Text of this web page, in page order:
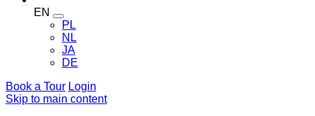
EN
Toggle
language
menu
PL
NL
JA
DE
Book a Tour Login
Skip to main content